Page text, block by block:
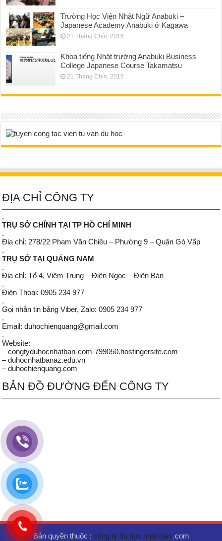
Trường Học Viện Nhật Ngữ Anabuki –
Japanese Academy Anabuki ở Kagawa
21 Tháng Chín, 2016
Khoa tiếng Nhật trường Anabuki Business
College Japanese Course Takamatsu
21 Tháng Chín, 2016
ĐỊA CHỈ CÔNG TY
.
TRỤ SỞ CHÍNH TẠI TP HỒ CHÍ MINH
.
Địa chỉ: 278/22 Phạm Văn Chiêu – Phường 9 – Quận Gò Vấp
.
TRỤ SỞ TẠI QUẢNG NAM
.
Địa chỉ: Tổ 4, Viêm Trung – Điện Ngọc – Điện Bàn
.
Điện Thoại: 0905 234 977
.
Gọi nhắn tin bằng Viber, Zalo: 0905 234 977
.
Email: duhochienquang@gmail.com
.
Website:
– congtyduhocnhatban-com-799050.hostingersite.com
– duhocnhatbanaz.edu.vn
– duhochienquang.com
BẢN ĐỒ ĐƯỜNG ĐẾN CÔNG TY
Bản quyền thuộc : công ty du học nhật bản .com